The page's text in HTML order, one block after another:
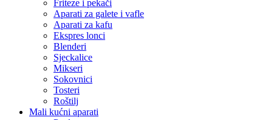
Friteze i pekači
Aparati za galete i vafle
Aparati za kafu
Ekspres lonci
Blenderi
Sjeckalice
Mikseri
Sokovnici
Tosteri
Roštilj
Mali kućni aparati